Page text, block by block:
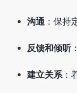
沟通 ：保持
反馈和倾听
建立关系：